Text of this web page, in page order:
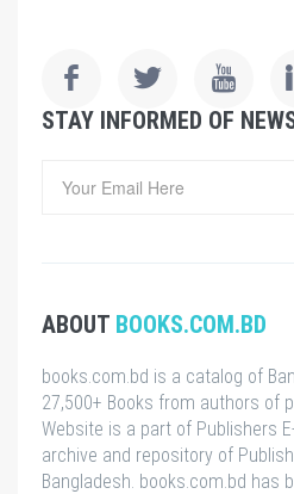
STAY INFORMED OF
ABOUT BOOKS.COM.BD
books.com.bd is a catalog of
27,500+ Books from authors of
Website is a part of Publishers
archive and repository of
Bangladesh. books.com.bd has